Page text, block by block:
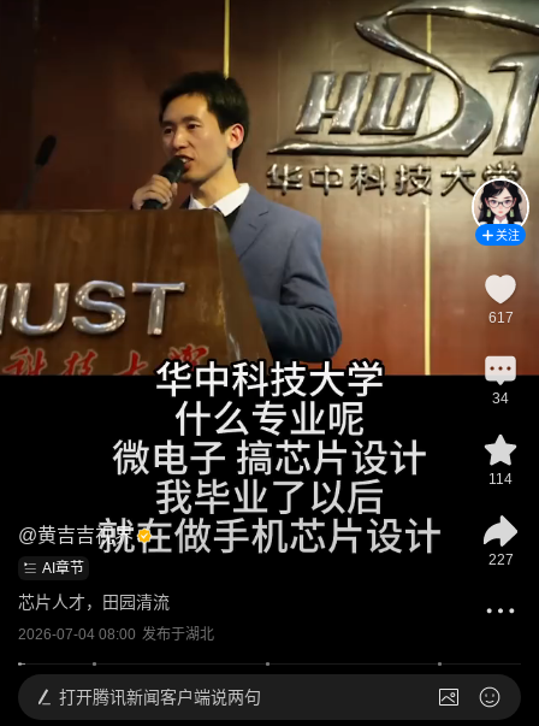
@黄吉吉视界
AI章节
芯片人才，田园清流
2026-07-04 08:00 发布于湖北
关注
617
34
114
227
打开腾讯新闻客户端说两句